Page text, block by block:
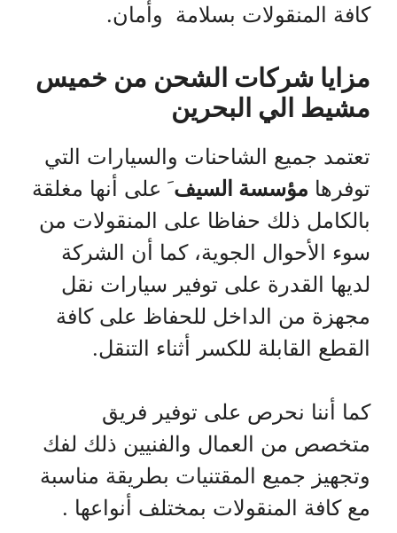
كافة المنقولات بسلامة وأمان.
مزايا شركات الشحن من خميس
مشيط الي البحرين
تعتمد جميع الشاحنات والسيارات التي
توفرها مؤسسة السيفَ على أنها مغلقة
بالكامل ذلك حفاظا على المنقولات من
سوء الأحوال الجوية، كما أن الشركة
لديها القدرة على توفير سيارات نقل
مجهزة من الداخل للحفاظ على كافة
القطع القابلة للكسر أثناء التنقل.
كما أننا نحرص على توفير فريق
متخصص من العمال والفنيين ذلك لفك
وتجهيز جميع المقتنيات بطريقة مناسبة
مع كافة المنقولات بمختلف أنواعها .